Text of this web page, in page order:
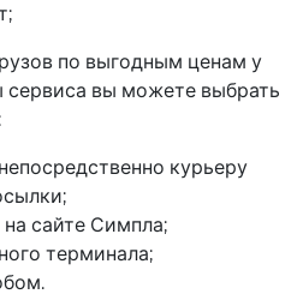
по выгодным ценам у
сервиса вы можете выбрать
курьеру
сайте Симпла;
терминала;